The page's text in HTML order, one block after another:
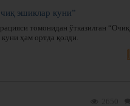
эшиклар куни”
томонидан ўтказилган “Очиқ
ҳам ортда қолди.